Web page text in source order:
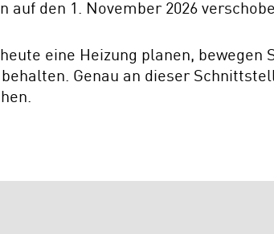
den 1. November 2026
eine Heizung planen,
Genau an dieser